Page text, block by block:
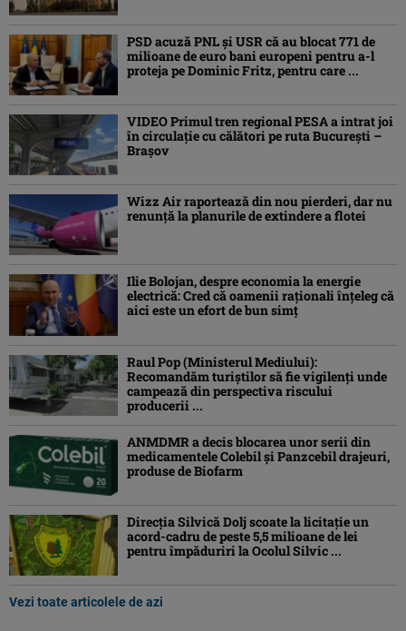
PSD acuză PNL și USR că au blocat 771 de
milioane de euro bani europeni pentru a-l
proteja pe Dominic Fritz, pentru care ...
VIDEO Primul tren regional PESA a intrat joi
în circulație cu călători pe ruta București –
Brașov
Wizz Air raportează din nou pierderi, dar nu
renunță la planurile de extindere a flotei
Ilie Bolojan, despre economia la energie
electrică: Cred că oamenii raţionali înţeleg că
aici este un efort de bun simţ
Raul Pop (Ministerul Mediului):
Recomandăm turiştilor să fie vigilenţi unde
campează din perspectiva riscului
producerii ...
ANMDMR a decis blocarea unor serii din
medicamentele Colebil și Panzcebil drajeuri,
produse de Biofarm
Direcția Silvică Dolj scoate la licitație un
acord-cadru de peste 5,5 milioane de lei
pentru împăduriri la Ocolul Silvic ...
Vezi toate articolele de azi